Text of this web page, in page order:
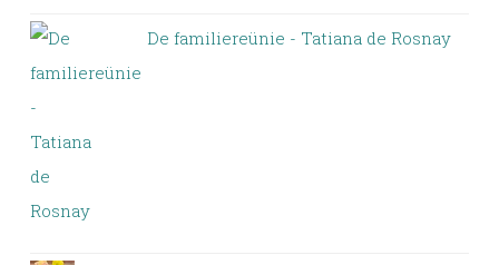
De familiereünie - Tatiana de Rosnay